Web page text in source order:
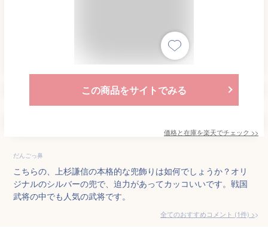
この商品をサイトでみる
価格と在庫を楽天でチェック >>
だんごっ鼻
こちらの、上杉謙信の本格的な兜飾りは如何でしょうか？オリ
ジナルのシルバーの兜で、迫力があってカッコいいです。戦国
武将の中でも人気の武将です。
全てのおすすめコメント (1件) >